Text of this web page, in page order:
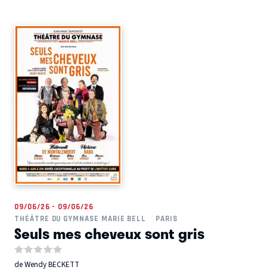
09/06/26 - 09/06/26
THÉÂTRE DU GYMNASE MARIE BELL
PARIS
Seuls mes cheveux sont gris
de Wendy BECKETT